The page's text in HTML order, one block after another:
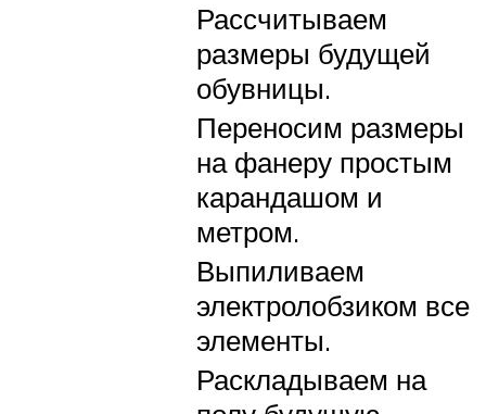
Рассчитываем
размеры будущей
обувницы.
Переносим размеры
на фанеру простым
карандашом и
метром.
Выпиливаем
электролобзиком все
элементы.
Раскладываем на